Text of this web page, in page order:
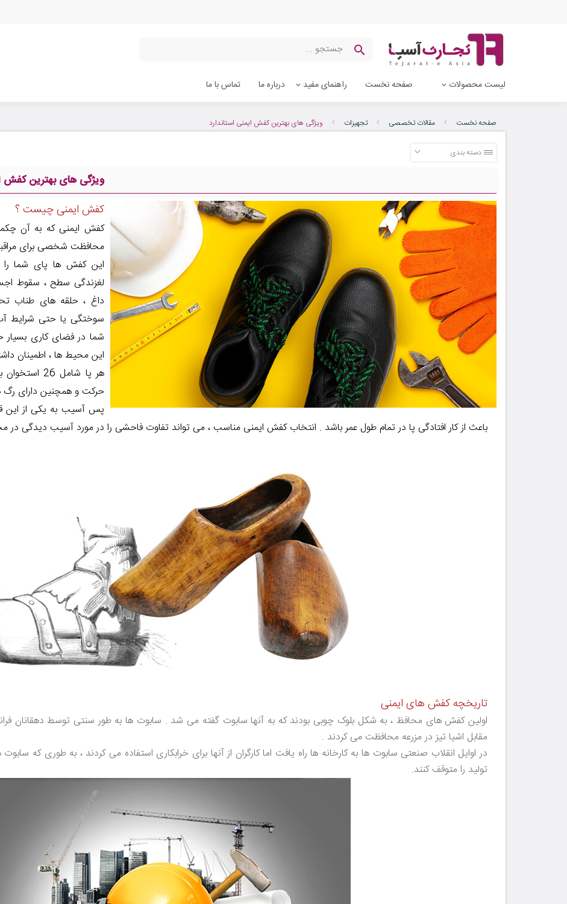
لیست محصولات صفحه نخست راهنمای مفید درباره ما تماس با ما
صفحه نخست مقالات تخصصی تجهیزات ویژگی های بهترین کفش ایمنی استاندارد
دسته بندی
ویژگی های بهترین کفش
کفش ایمنی چیست ؟
کفش ایمنی که به آن
محافظت شخصی برای
این کفش ها پای شما را
لغزندگی سطح ، سقوط
داغ ، حلقه های طناب
سوختگی یا حتی شرایط
شما در فضای کاری بسیار
این محیط ها ، اطمینان
حرکت و همچنین دارای
پس آسیب به یکی از این
باعث از کار افتادگی پا در تمام طول عمر باشد . انتخاب کفش ایمنی مناسب ، می تواند تفاوت فاحشی را در مورد آسیب دیدگی در
تاریخچه کفش های ایمنی
اولین کفش های محافظ ، به شکل بلوک چوبی بودند که به آنها سابوت گفته می شد . سابوت ها به طور سنتی توسط دهقانان
مقابل اشیا تیز در مزرعه محافظت می کردند .
در اوایل انقلاب صنعتی سابوت ها به کارخانه ها راه یافت اما کارگران از آنها برای خرابکاری استفاده می کردند ، به طوری که
تولید را متوقف کنند.